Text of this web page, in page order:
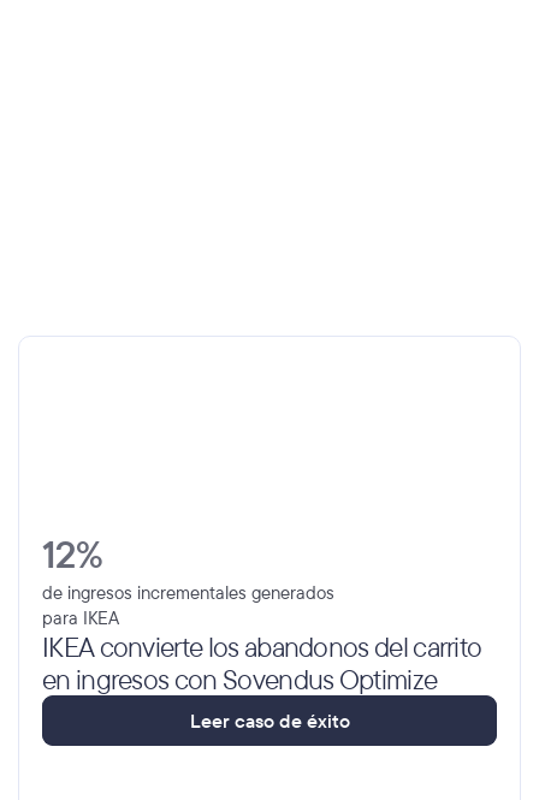
12%
de ingresos incrementales generados
para IKEA
IKEA convierte los abandonos del carrito
en ingresos con Sovendus Optimize
Leer caso de éxito